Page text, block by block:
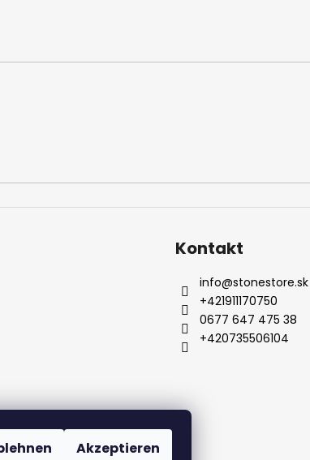
Akzeptieren
Kontakt
info@stonestore.sk
+421911170750
0677 647 475 38
+420735506104
Großhandel Kontakt